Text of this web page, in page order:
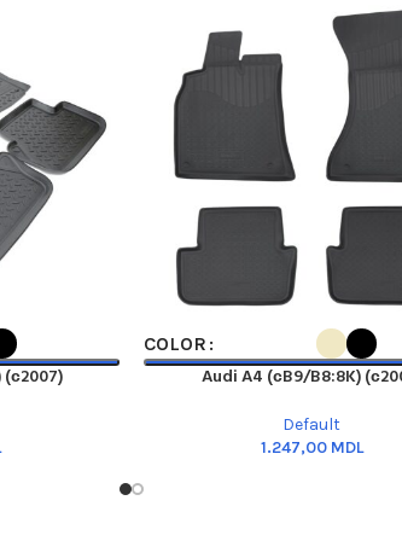
SELECT OPTIONS
COLOR
Audi A4 (сB9/B8:8K)
Default
MDL